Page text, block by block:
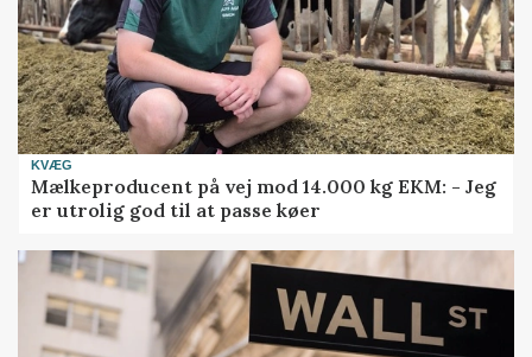
KVÆG
Mælkeproducent på vej mod 14.000 kg EKM: - Jeg
er utrolig god til at passe køer